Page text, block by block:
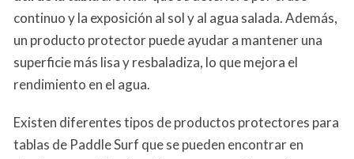
continuo y la exposición al sol y al agua salada. Además,
un producto protector puede ayudar a mantener una
superficie más lisa y resbaladiza, lo que mejora el
rendimiento en el agua.
Existen diferentes tipos de productos protectores para
tablas de Paddle Surf que se pueden encontrar en